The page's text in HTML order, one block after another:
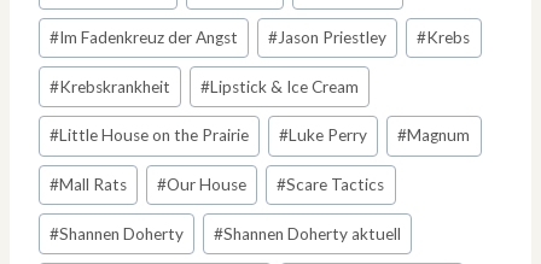
#Im Fadenkreuz der Angst #Jason Priestley #Krebs
#Krebskrankheit #Lipstick & Ice Cream
#Little House on the Prairie #Luke Perry #Magnum
#Mall Rats #Our House #Scare Tactics
#Shannen Doherty #Shannen Doherty aktuell